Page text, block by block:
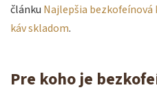
článku Najlepšia bezkofeínová
káv skladom.
Pre koho je